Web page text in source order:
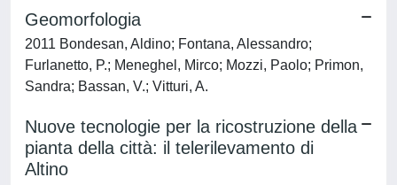
Geomorfologia
2011 Bondesan, Aldino; Fontana, Alessandro;
Furlanetto, P.; Meneghel, Mirco; Mozzi, Paolo; Primon,
Sandra; Bassan, V.; Vitturi, A.
Nuove tecnologie per la ricostruzione della
pianta della città: il telerilevamento di
Altino